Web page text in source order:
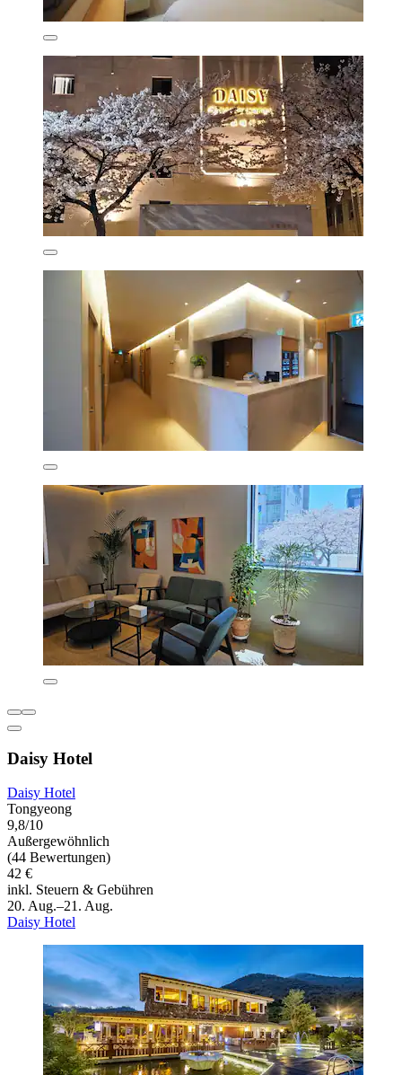
Daisy Hotel
Daisy Hotel
Tongyeong
9,8/10
Außergewöhnlich
(44 Bewertungen)
42 €
inkl. Steuern & Gebühren
20. Aug.–21. Aug.
Daisy Hotel